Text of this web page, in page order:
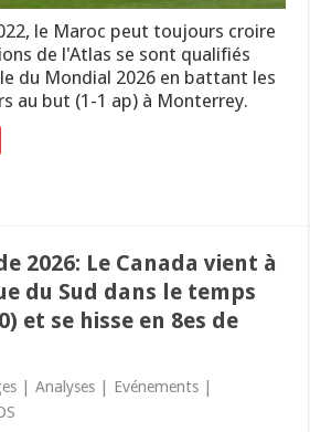
le Maroc peut toujours croire
de l'Atlas se sont qualifiés
du Mondial 2026 en battant les
au but (1-1 ap) à Monterrey.
2026: Le Canada vient à
du Sud dans le temps
et se hisse en 8es de
| Analyses | Evénements |